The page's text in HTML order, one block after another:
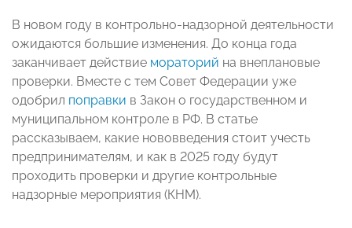
В новом году в контрольно-надзорной деятельности
ожидаются большие изменения. До конца года
заканчивает действие мораторий на внеплановые
проверки. Вместе с тем Совет Федерации уже
одобрил поправки в Закон о государственном и
муниципальном контроле в РФ. В статье
рассказываем, какие нововведения стоит учесть
предпринимателям, и как в 2025 году будут
проходить проверки и другие контрольные
надзорные мероприятия (КНМ).